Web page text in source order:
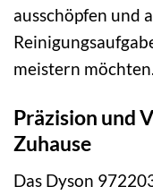
ausschöpfen und
meistern möchten.
Präzision und
Zuhause
Das Dyson